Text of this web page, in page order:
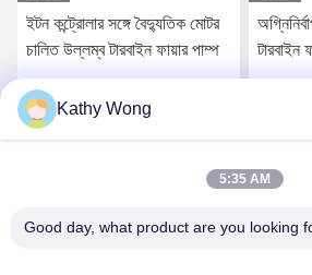
ইটন কন্ট্রোলার সঙ্গে বৈদ্যুতিক মোটর
চালিত উল্লম্ব টারবাইন ফায়ার পাম্প
এনএফপিএ
Kathy Wong
5:35 AM
Good day, what product are you looking